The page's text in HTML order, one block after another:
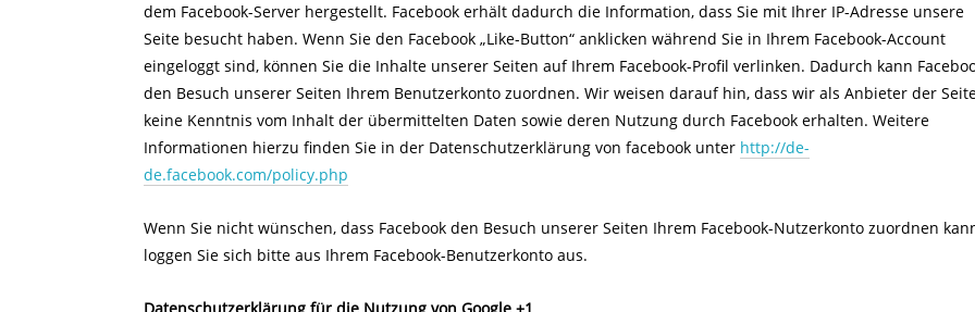
dem Facebook-Server hergestellt. Facebook erhält dadurch die Information, dass Sie mit Ihrer IP-Adresse unsere
Seite besucht haben. Wenn Sie den Facebook „Like-Button“ anklicken während Sie in Ihrem Facebook-Account
eingeloggt sind, können Sie die Inhalte unserer Seiten auf Ihrem Facebook-Profil verlinken. Dadurch kann
den Besuch unserer Seiten Ihrem Benutzerkonto zuordnen. Wir weisen darauf hin, dass wir als Anbieter der
keine Kenntnis vom Inhalt der übermittelten Daten sowie deren Nutzung durch Facebook erhalten. Weitere
Informationen hierzu finden Sie in der Datenschutzerklärung von facebook unter http://de-
de.facebook.com/policy.php
Wenn Sie nicht wünschen, dass Facebook den Besuch unserer Seiten Ihrem Facebook-Nutzerkonto zuordnen
loggen Sie sich bitte aus Ihrem Facebook-Benutzerkonto aus.